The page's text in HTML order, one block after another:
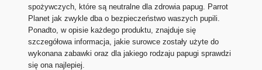
spożywczych, które są neutralne dla zdrowia papug. Parrot
Planet jak zwykle dba o bezpieczeństwo waszych pupili.
Ponadto, w opisie każdego produktu, znajduje się
szczegółowa informacja, jakie surowce zostały użyte do
wykonana zabawki oraz dla jakiego rodzaju papugi sprawdzi
się ona najlepiej.